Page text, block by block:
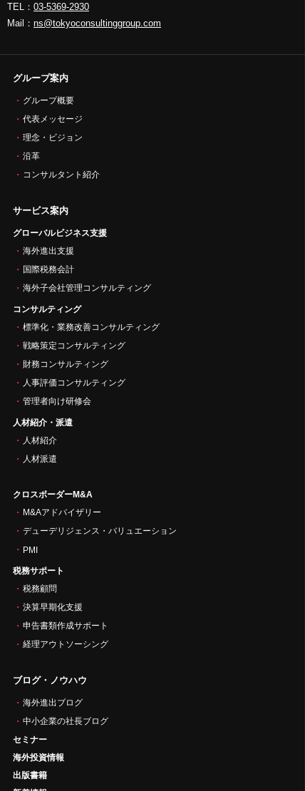
TEL： 03-5369-2930
Mail： ns@tokyoconsultinggroup.com
グループ案内
グループ概要
代表メッセージ
理念・ビジョン
沿革
コンサルタント紹介
サービス案内
グローバルビジネス支援
海外進出支援
国際税務会計
海外子会社管理コンサルティング
コンサルティング
標準化・業務改善コンサルティング
戦略策定コンサルティング
財務コンサルティング
人事評価コンサルティング
管理者向け研修会
人材紹介・派遣
人材紹介
人材派遣
クロスボーダーM&A
M&Aアドバイザリー
デューデリジェンス・バリュエーション
PMI
税務サポート
税務顧問
決算早期化支援
申告書類作成サポート
経理アウトソーシング
ブログ・ノウハウ
海外進出ブログ
中小企業の社長ブログ
セミナー
海外投資情報
出版書籍